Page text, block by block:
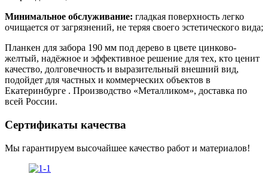
Минимальное обслуживание: гладкая поверхность легко
очищается от загрязнений, не теряя своего эстетического вида;
Планкен для забора 190 мм под дерево в цвете цинково-
желтый, надёжное и эффективное решение для тех, кто ценит
качество, долговечность и выразительный внешний вид,
подойдет для частных и коммерческих объектов в
Екатеринбурге . Производство «Металликом», доставка по
всей России.
Сертификаты качества
Мы гарантируем высочайшее качество работ и материалов!